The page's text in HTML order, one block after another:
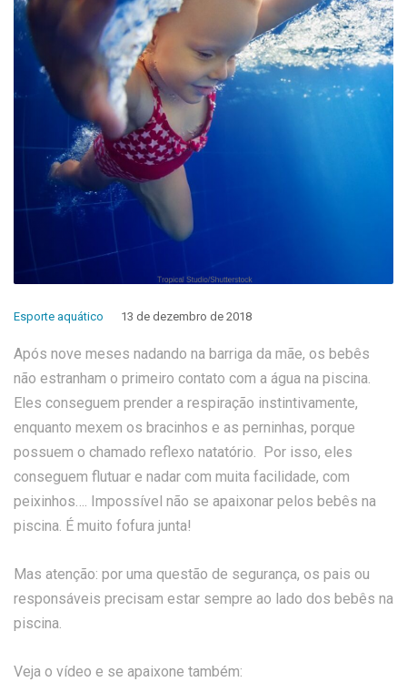
Esporte aquático 13 de dezembro de 2018
Após nove meses nadando na barriga da mãe, os bebês
não estranham o primeiro contato com a água na piscina.
Eles conseguem prender a respiração instintivamente,
enquanto mexem os bracinhos e as perninhas, porque
possuem o chamado reflexo natatório. Por isso, eles
conseguem flutuar e nadar com muita facilidade, com
peixinhos…. Impossível não se apaixonar pelos bebês na
piscina. É muito fofura junta!
Mas atenção: por uma questão de segurança, os pais ou
responsáveis precisam estar sempre ao lado dos bebês na
piscina.
Veja o vídeo e se apaixone também: